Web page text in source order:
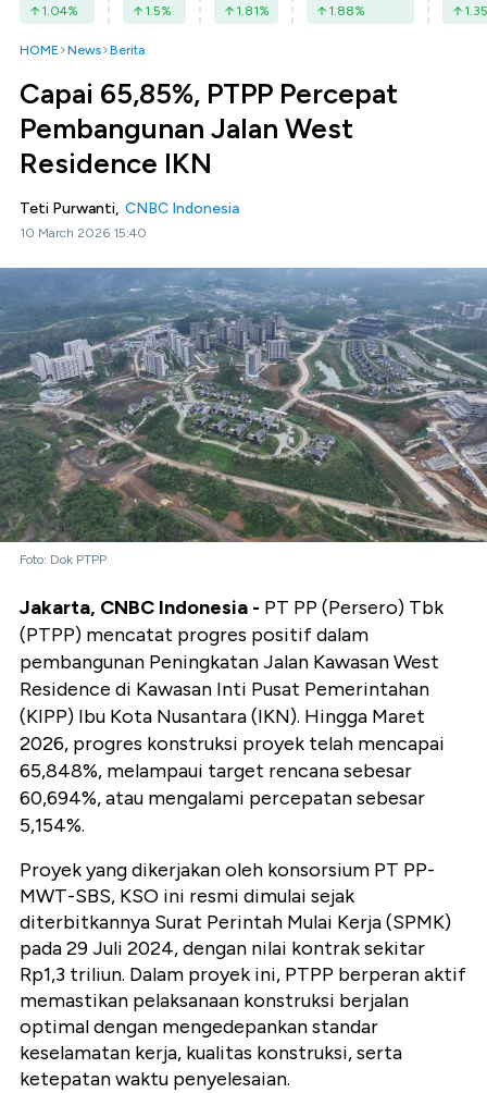
1.04% 1.5% 1.81% 1.88% 1.35
HOME News Berita
Capai 65,85%, PTPP Percepat
Pembangunan Jalan West
Residence IKN
Teti Purwanti, CNBC Indonesia
10 March 2026 15:40
Foto: Dok PTPP
Jakarta, CNBC Indonesia - PT PP (Persero) Tbk
(PTPP) mencatat progres positif dalam
pembangunan Peningkatan Jalan Kawasan West
Residence di Kawasan Inti Pusat Pemerintahan
(KIPP) Ibu Kota Nusantara (IKN). Hingga Maret
2026, progres konstruksi proyek telah mencapai
65,848%, melampaui target rencana sebesar
60,694%, atau mengalami percepatan sebesar
5,154%.
Proyek yang dikerjakan oleh konsorsium PT PP-
MWT-SBS, KSO ini resmi dimulai sejak
diterbitkannya Surat Perintah Mulai Kerja (SPMK)
pada 29 Juli 2024, dengan nilai kontrak sekitar
Rp1,3 triliun. Dalam proyek ini, PTPP berperan aktif
memastikan pelaksanaan konstruksi berjalan
optimal dengan mengedepankan standar
keselamatan kerja, kualitas konstruksi, serta
ketepatan waktu penyelesaian.